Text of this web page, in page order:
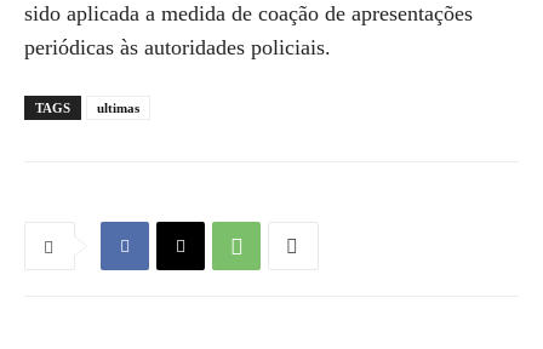
sido aplicada a medida de coação de apresentações
periódicas às autoridades policiais.
TAGS ultimas